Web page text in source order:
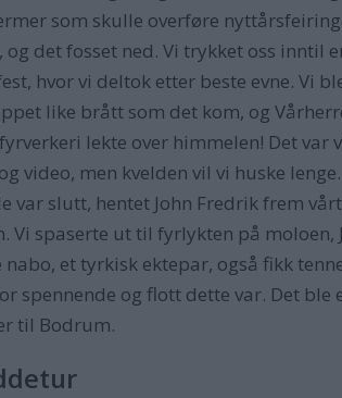
som skulle overføre
og det fosset ned. Vi trykket oss inntil
hvor vi deltok etter beste evne. Vi
like brått som det kom, og
lekte over himmelen! Det
video, men kvelden vil vi huske lenge.
var slutt, hentet John Fredrik frem
Vi spaserte ut til fyrlykten på
et tyrkisk ektepar, også fikk
spennende og flott dette var. Det
til Bodrum.